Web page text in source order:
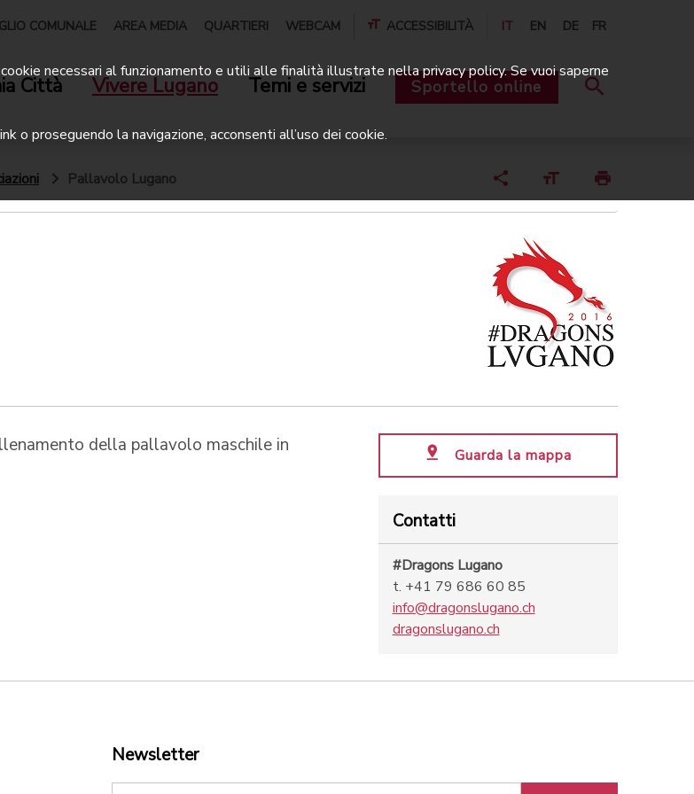
COMUNALE AREA MEDIA QUARTIERI WEBCAM ACCESSIBILITÀ IT EN DE FR
Città Vivere Lugano Temi e servizi Sportello online
Pallavolo Lugano
della pallavolo maschile in
Guarda la mappa
Contatti
#Dragons Lugano
t. +41 79 686 60 85
info@dragonslugano.ch
dragonslugano.ch
Newsletter
necessari al funzionamento e utili alle finalità illustrate nella privacy policy. Se vuoi saperne
o proseguendo la navigazione, acconsenti all’uso dei cookie.